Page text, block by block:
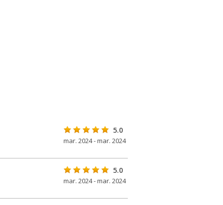
5.0
mar. 2024 - mar. 2024
5.0
mar. 2024 - mar. 2024